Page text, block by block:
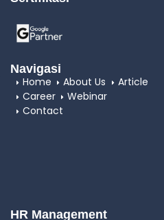
Navigasi
Home
About Us
Article
Career
Webinar
Contact
HR Management